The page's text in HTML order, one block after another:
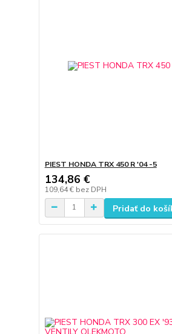
PIEST HONDA TRX 450 R '04 -5
134,86 €
109,64 € bez DPH
Pridať do